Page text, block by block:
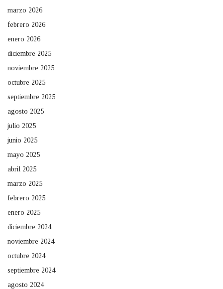
marzo 2026
febrero 2026
enero 2026
diciembre 2025
noviembre 2025
octubre 2025
septiembre 2025
agosto 2025
julio 2025
junio 2025
mayo 2025
abril 2025
marzo 2025
febrero 2025
enero 2025
diciembre 2024
noviembre 2024
octubre 2024
septiembre 2024
agosto 2024